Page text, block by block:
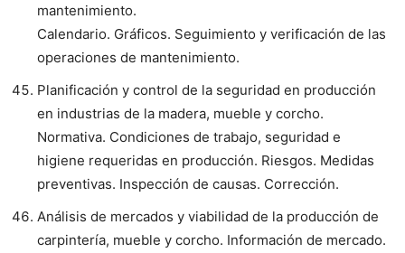
mantenimiento.
Calendario. Gráficos. Seguimiento y verificación de las
operaciones de mantenimiento.
Planificación y control de la seguridad en producción
en industrias de la madera, mueble y corcho.
Normativa. Condiciones de trabajo, seguridad e
higiene requeridas en producción. Riesgos. Medidas
preventivas. Inspección de causas. Corrección.
Análisis de mercados y viabilidad de la producción de
carpintería, mueble y corcho. Información de mercado.